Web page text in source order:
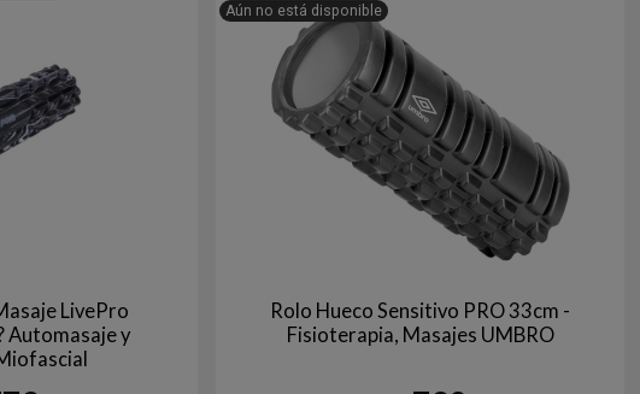
LivePro
Automasaje y
Aún no está disponible
Rolo Hueco Sensitivo PRO 33cm -
Fisioterapia, Masajes UMBRO